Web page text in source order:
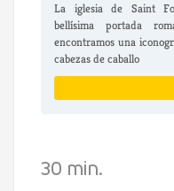
La iglesia de Saint
bellísima portada
encontramos una
cabezas de caballo
30 min.